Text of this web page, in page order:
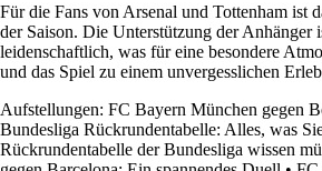
Für die Fans von Arsenal und Tottenham ist
der Saison. Die Unterstützung der Anhänger
leidenschaftlich, was für eine besondere
und das Spiel zu einem unvergesslichen
Aufstellungen: FC Bayern München gegen
Bundesliga Rückrundentabelle: Alles, was
Rückrundentabelle der Bundesliga wissen